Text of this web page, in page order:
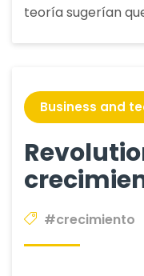
teoría sugerían
Business and
#crecimiento